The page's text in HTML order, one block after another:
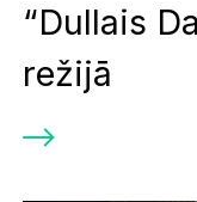
“Dullais
režijā